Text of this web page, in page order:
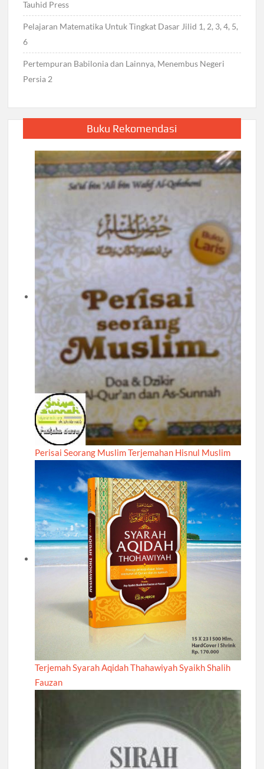
Tauhid Press
Pelajaran Matematika Untuk Tingkat Dasar Jilid 1, 2, 3, 4, 5,
6
Pertempuran Babilonia dan Lainnya, Menembus Negeri
Persia 2
Buku Rekomendasi
Perisai Seorang Muslim Terjemahan Hisnul Muslim
Terjemah Syarah Aqidah Thahawiyah Syaikh Shalih
Fauzan